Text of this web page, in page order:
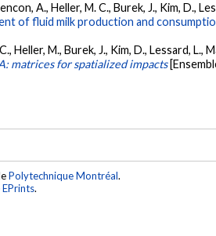
A., Heller, M. C., Burek, J., Kim, D.,
of fluid milk production and
Heller, M., Burek, J., Kim, D., Lessard, L.,
matrices for spatialized impacts
Polytechnique Montréal.
EPrints.